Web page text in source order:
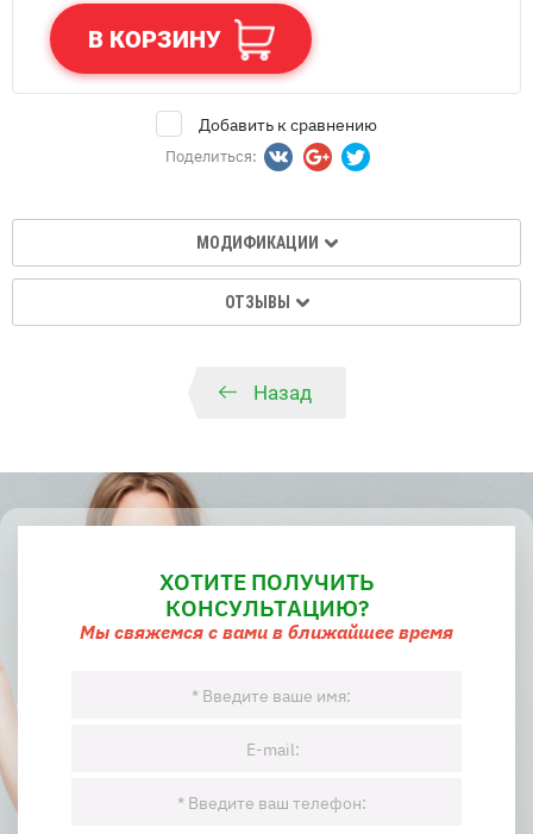
В КОРЗИНУ
Добавить к сравнению
Поделиться:
МОДИФИКАЦИИ
ОТЗЫВЫ
Назад
ХОТИТЕ ПОЛУЧИТЬ
КОНСУЛЬТАЦИЮ?
Мы свяжемся с вами в ближайшее время